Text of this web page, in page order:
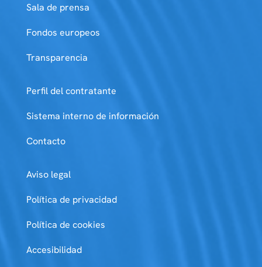
Sala de prensa
Fondos europeos
Transparencia
Perfil del contratante
Sistema interno de información
Contacto
Aviso legal
Política de privacidad
Política de cookies
Accesibilidad